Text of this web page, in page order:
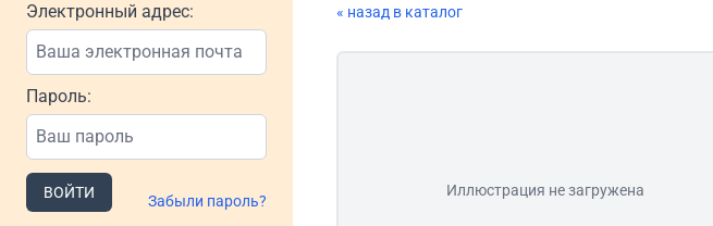
Электронный адрес:
Пароль:
ВОЙТИ Забыли пароль?
« назад в каталог
Иллюстрация не загружена